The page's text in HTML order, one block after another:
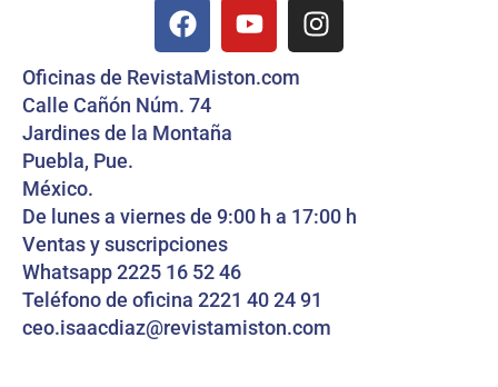
Oficinas de RevistaMiston.com
Calle Cañón Núm. 74
Jardines de la Montaña
Puebla, Pue.
México.
De lunes a viernes de 9:00 h a 17:00 h
Ventas y suscripciones
Whatsapp 2225 16 52 46
Teléfono de oficina 2221 40 24 91
ceo.isaacdiaz@revistamiston.com